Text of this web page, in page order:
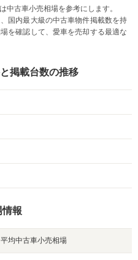
中古車小売相場を参考にします。
国内最大級の中古車物件掲載数を持
を確認して、愛車を売却する最適な
掲載台数の推移
情報
平均中古車小売相場